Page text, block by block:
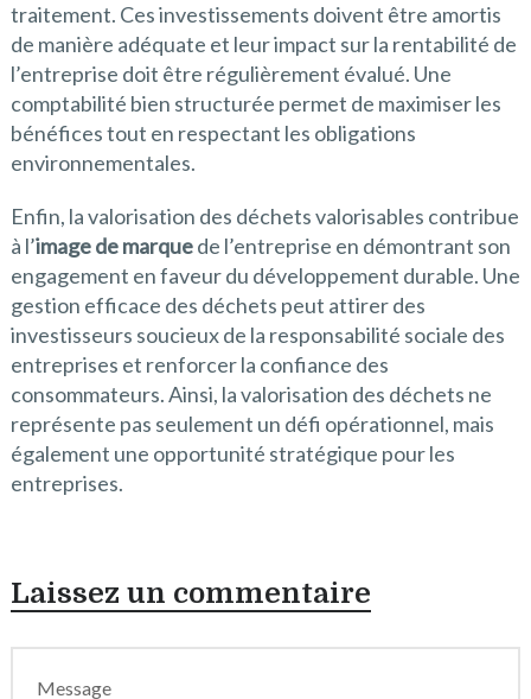
traitement. Ces investissements doivent être amortis
de manière adéquate et leur impact sur la rentabilité de
l’entreprise doit être régulièrement évalué. Une
comptabilité bien structurée permet de maximiser les
bénéfices tout en respectant les obligations
environnementales.
Enfin, la valorisation des déchets valorisables contribue
à l’image de marquede l’entreprise en démontrant son
engagement en faveur du développement durable. Une
gestion efficace des déchets peut attirer des
investisseurs soucieux de la responsabilité sociale des
entreprises et renforcer la confiance des
consommateurs. Ainsi, la valorisation des déchets ne
représente pas seulement un défi opérationnel, mais
également une opportunité stratégique pour les
entreprises.
Laissez un commentaire